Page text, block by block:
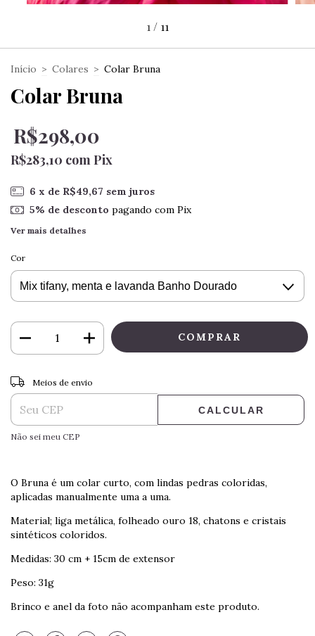
1 / 11
Início > Colares > Colar Bruna
Colar Bruna
R$298,00
R$283,10 com Pix
6 x de R$49,67 sem juros
5% de desconto pagando com Pix
Ver mais detalhes
Cor
Entregas para o CEP:
Meios de envio
CALCULAR
Não sei meu CEP
O Bruna é um colar curto, com lindas pedras coloridas,
aplicadas manualmente uma a uma.
Material; liga metálica, folheado ouro 18, chatons e cristais
sintéticos coloridos.
Medidas: 30 cm + 15cm de extensor
Peso: 31g
Brinco e anel da foto não acompanham este produto.